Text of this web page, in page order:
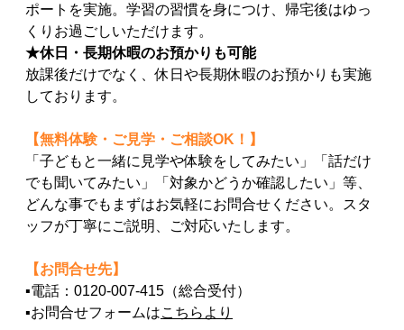
ポートを実施。学習の習慣を身につけ、帰宅後はゆっ
くりお過ごしいただけます。
★休日・長期休暇のお預かりも可能
放課後だけでなく、休日や長期休暇のお預かりも実施
しております。
【無料体験・ご見学・ご相談OK！】
「子どもと一緒に見学や体験をしてみたい」「話だけ
でも聞いてみたい」「対象かどうか確認したい」等、
どんな事でもまずはお気軽にお問合せください。スタ
ッフが丁寧にご説明、ご対応いたします。
【お問合せ先】
▪電話： 0120-007-415 （総合受付）
▪お問合せフォームはこちらより